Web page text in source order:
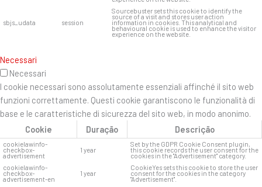
sbjs_udata session
Sourcebuster sets this cookie to identify the
source of a visit and stores user action
information in cookies. This analytical and
behavioural cookie is used to enhance the visitor
experience on the website.
Necessari
Necessari
I cookie necessari sono assolutamente essenziali affinché il sito web
funzioni correttamente. Questi cookie garantiscono le funzionalità di
base e le caratteristiche di sicurezza del sito web, in modo anonimo.
Cookie
Duração Descrição
cookielawinfo-
checkbox-
advertisement
1 year
Set by the GDPR Cookie Consent plugin,
this cookie records the user consent for the
cookies in the "Advertisement" category.
cookielawinfo-
checkbox-
advertisement-en
1 year
CookieYes sets this cookie to store the user
consent for the cookies in the category
"Advertisement".